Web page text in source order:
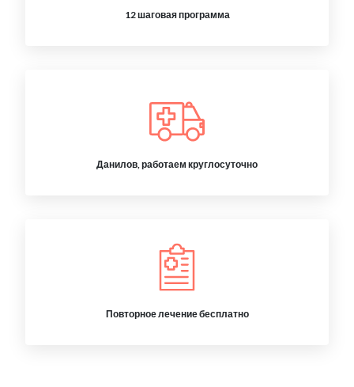
12 шаговая программа
Данилов, работаем круглосуточно
Повторное лечение бесплатно